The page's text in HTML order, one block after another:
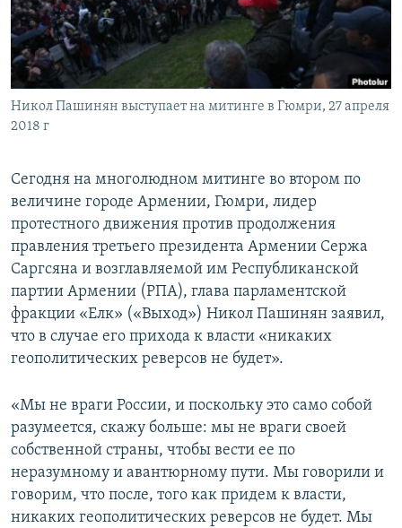
Հայերեն
English
Русский
Никол Пашинян выступает на митинге в Гюмри, 27 апреля
2018 г
Сегодня на многолюдном митинге во втором по
величине городе Армении, Гюмри, лидер
протестного движения против продолжения
правления третьего президента Армении Сержа
Саргсяна и возглавляемой им Республиканской
партии Армении (РПА), глава парламентской
фракции «Елк» («Выход») Никол Пашинян заявил,
что в случае его прихода к власти «никаких
геополитических реверсов не будет».
«Мы не враги России, и поскольку это само собой
разумеется, скажу больше: мы не враги своей
собственной страны, чтобы вести ее по
неразумному и авантюрному пути. Мы говорили и
говорим, что после, того как придем к власти,
никаких геополитических реверсов не будет. Мы